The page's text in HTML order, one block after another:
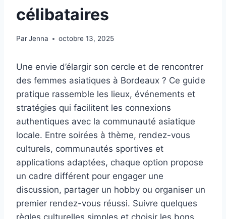
célibataires
ParJenna octobre 13, 2025
Une envie d’élargir son cercle et de rencontrer
des femmes asiatiques à Bordeaux ? Ce guide
pratique rassemble les lieux, événements et
stratégies qui facilitent les connexions
authentiques avec la communauté asiatique
locale. Entre soirées à thème, rendez-vous
culturels, communautés sportives et
applications adaptées, chaque option propose
un cadre différent pour engager une
discussion, partager un hobby ou organiser un
premier rendez-vous réussi. Suivre quelques